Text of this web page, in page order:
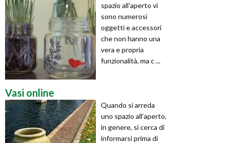
spazio all’aperto vi
sono numerosi
oggetti e accessori
che non hanno una
vera e propria
funzionalità, ma c ...
Vasi online
Quando si arreda
uno spazio all’aperto,
in genere, si cerca di
informarsi prima di